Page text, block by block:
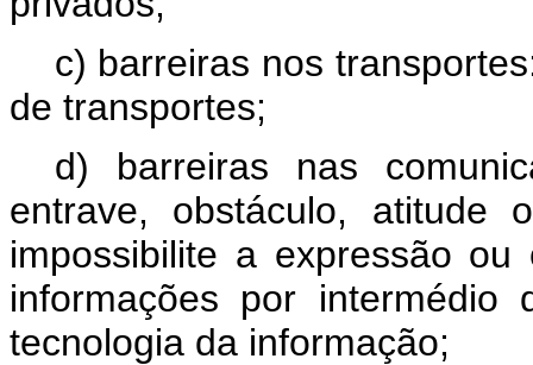
c) barreiras nos
de transportes;
d) barreiras nas
entrave, obstáculo, atitude
impossibilite a expressão
informações por
tecnologia da informação;